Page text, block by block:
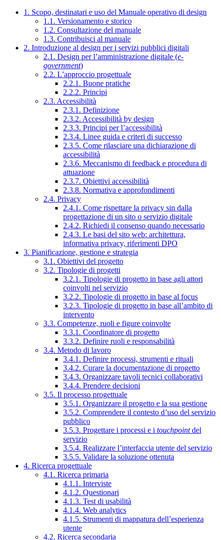
1. Scopo, destinatari e uso del Manuale operativo di design
1.1. Versionamento e storico
1.2. Consultazione del manuale
1.3. Contribuisci al manuale
2. Introduzione al design per i servizi pubblici digitali
2.1. Design per l’amministrazione digitale (e-
government)
2.2. L’approccio progettuale
2.2.1. Buone pratiche
2.2.2. Principi
2.3. Accessibilità
2.3.1. Definizione
2.3.2. Accessibilità by design
2.3.3. Principi per l’accessibilità
2.3.4. Linee guida e criteri di successo
2.3.5. Come rilasciare una dichiarazione di
accessibilità
2.3.6. Meccanismo di feedback e procedura di
attuazione
2.3.7. Obiettivi accessibilità
2.3.8. Normativa e approfondimenti
2.4. Privacy
2.4.1. Come rispettare la privacy sin dalla
progettazione di un sito o servizio digitale
2.4.2. Richiedi il consenso quando necessario
2.4.3. Le basi del sito web: architettura,
informativa privacy, riferimenti DPO
3. Pianificazione, gestione e strategia
3.1. Obiettivi del progetto
3.2. Tipologie di progetti
3.2.1. Tipologie di progetto in base agli attori
coinvolti nel servizio
3.2.2. Tipologie di progetto in base al focus
3.2.3. Tipologie di progetto in base all’ambito di
intervento
3.3. Competenze, ruoli e figure coinvolte
3.3.1. Coordinatore di progetto
3.3.2. Definire ruoli e responsabilità
3.4. Metodo di lavoro
3.4.1. Definire processi, strumenti e rituali
3.4.2. Curare la documentazione di progetto
3.4.3. Organizzare tavoli tecnici collaborativi
3.4.4. Prendere decisioni
3.5. Il processo progettuale
3.5.1. Organizzare il progetto e la sua gestione
3.5.2. Comprendere il contesto d’uso del servizio
pubblico
3.5.3. Progettare i processi e i touchpointdel
servizio
3.5.4. Realizzare l’interfaccia utente del servizio
3.5.5. Validare la soluzione ottenuta
4. Ricerca progettuale
4.1. Ricerca primaria
4.1.1. Interviste
4.1.2. Questionari
4.1.3. Test di usabilità
4.1.4. Web analytics
4.1.5. Strumenti di mappatura dell’esperienza
utente
4.2. Ricerca secondaria